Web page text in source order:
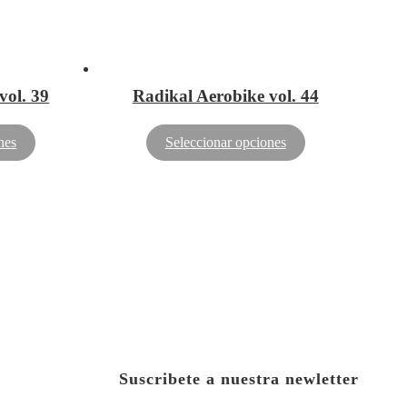
39 Radikal Aerobike vol. 44
Seleccionar opciones
Suscribete a nuestra newletter